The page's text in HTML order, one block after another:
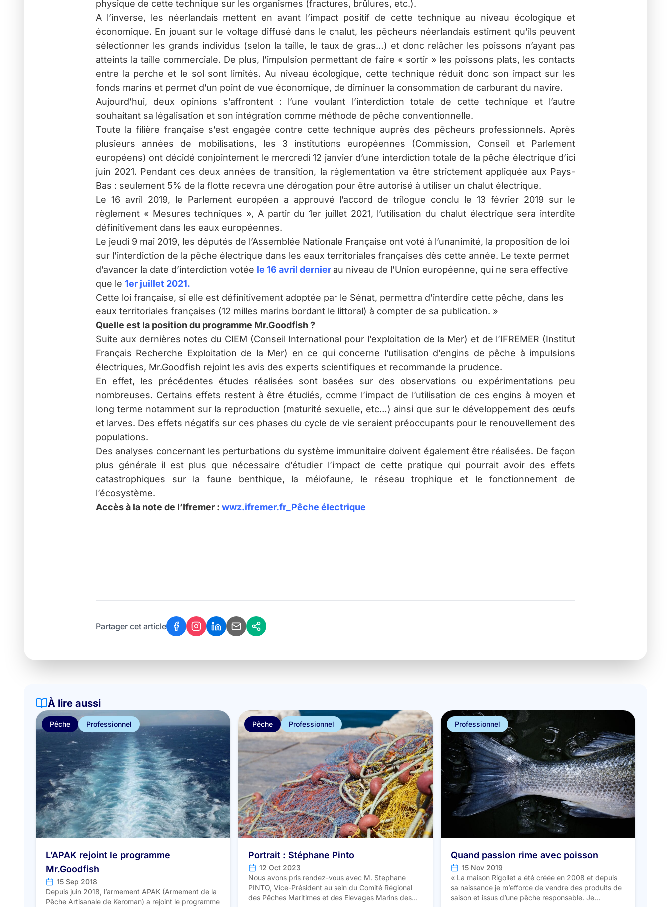
physique de cette technique sur les organismes (fractures, brûlures, etc.).
A l’inverse, les néerlandais mettent en avant l’impact positif de cette technique au niveau écologique et
économique. En jouant sur le voltage diffusé dans le chalut, les pêcheurs néerlandais estiment qu’ils peuvent
sélectionner les grands individus (selon la taille, le taux de gras…) et donc relâcher les poissons n’ayant pas
atteints la taille commerciale. De plus, l’impulsion permettant de faire « sortir » les poissons plats, les contacts
entre la perche et le sol sont limités. Au niveau écologique, cette technique réduit donc son impact sur les
fonds marins et permet d’un point de vue économique, de diminuer la consommation de carburant du navire.
Aujourd’hui, deux opinions s’affrontent : l’une voulant l’interdiction totale de cette technique et l’autre
souhaitant sa légalisation et son intégration comme méthode de pêche conventionnelle.
Toute la filière française s’est engagée contre cette technique auprès des pêcheurs professionnels. Après
plusieurs années de mobilisations, les 3 institutions européennes (Commission, Conseil et Parlement
européens) ont décidé conjointement le mercredi 12 janvier d’une interdiction totale de la pêche électrique d’ici
juin 2021. Pendant ces deux années de transition, la réglementation va être strictement appliquée aux Pays-
Bas : seulement 5% de la flotte recevra une dérogation pour être autorisé à utiliser un chalut électrique.
Le 16 avril 2019, le Parlement européen a approuvé l’accord de trilogue conclu le 13 février 2019 sur le
règlement « Mesures techniques », A partir du 1er juillet 2021, l’utilisation du chalut électrique sera interdite
définitivement dans les eaux européennes.
Le jeudi 9 mai 2019, les députés de l’Assemblée Nationale Française ont voté à l’unanimité, la proposition de loi
sur l’interdiction de la pêche électrique dans les eaux territoriales françaises dès cette année. Le texte permet
d’avancer la date d’interdiction votée le 16 avril dernierau niveau de l’Union européenne, qui ne sera effective
que le 1er juillet 2021.
Cette loi française, si elle est définitivement adoptée par le Sénat, permettra d’interdire cette pêche, dans les
eaux territoriales françaises (12 milles marins bordant le littoral) à compter de sa publication. »
Quelle est la position du programme Mr.Goodfish ?
Suite aux dernières notes du CIEM (Conseil International pour l’exploitation de la Mer) et de l’IFREMER (Institut
Français Recherche Exploitation de la Mer) en ce qui concerne l’utilisation d’engins de pêche à impulsions
électriques, Mr.Goodfish rejoint les avis des experts scientifiques et recommande la prudence.
En effet, les précédentes études réalisées sont basées sur des observations ou expérimentations peu
nombreuses. Certains effets restent à être étudiés, comme l’impact de l’utilisation de ces engins à moyen et
long terme notamment sur la reproduction (maturité sexuelle, etc…) ainsi que sur le développement des œufs
et larves. Des effets négatifs sur ces phases du cycle de vie seraient préoccupants pour le renouvellement des
populations.
Des analyses concernant les perturbations du système immunitaire doivent également être réalisées. De façon
plus générale il est plus que nécessaire d’étudier l’impact de cette pratique qui pourrait avoir des effets
catastrophiques sur la faune benthique, la méiofaune, le réseau trophique et le fonctionnement de
l’écosystème.
Accès à la note de l’Ifremer : wwz.ifremer.fr_Pêche électrique
Partager cet article
À lire aussi
Pêche Professionnel
L’APAK rejoint le programme
Mr.Goodfish
15 Sep 2018
Depuis juin 2018, l’armement APAK (Armement de la
Pêche Artisanale de Keroman) a rejoint le programme
Pêche Professionnel
Portrait : Stéphane Pinto
12 Oct 2023
Nous avons pris rendez-vous avec M. Stephane
PINTO, Vice-Président au sein du Comité Régional
des Pêches Maritimes et des Elevages Marins des
Professionnel
Quand passion rime avec poisson
15 Nov 2019
« La maison Rigollet a été créée en 2008 et depuis
sa naissance je m’efforce de vendre des produits de
saison et issus d’une pêche responsable. Je